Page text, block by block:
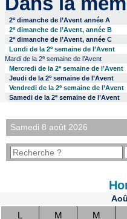
2e dimanche de l’Avent année A
2edimanche de l’Avent, année B
2e dimanche de l’Avent, année C
Lundi de la 2esemaine de l’Avent
Mardi de la 2esemaine de l’Avent
Mercredi de la 2esemaine de l’Avent
Jeudi de la 2e semaine de l’Avent
Vendredi de la 2esemaine de l’Avent
Samedi de la 2e semaine de l’Avent
Samedi 8 août 2026
L M M